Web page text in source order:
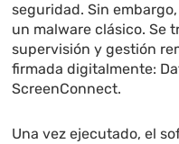
seguridad. Sin
un malware clásico. Se
supervisión y gestión
firmada digitalmente:
ScreenConnect.
Una vez ejecutado, el